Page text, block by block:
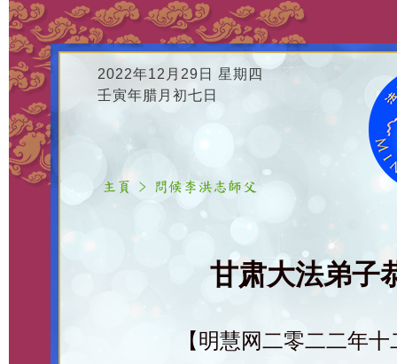
2022年12月29日 星期四
壬寅年腊月初七日
甘肃大法弟子
【明慧网二零二二年